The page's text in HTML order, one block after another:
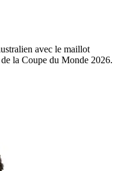
avec le maillot
la Coupe du Monde 2026.